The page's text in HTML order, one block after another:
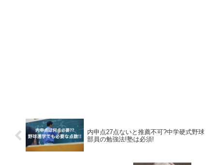
内申点27点ないと推薦不可?中学硬式野球
部員の勉強法!塾は必須!